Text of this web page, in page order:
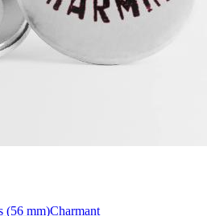
(56 mm)Charmant